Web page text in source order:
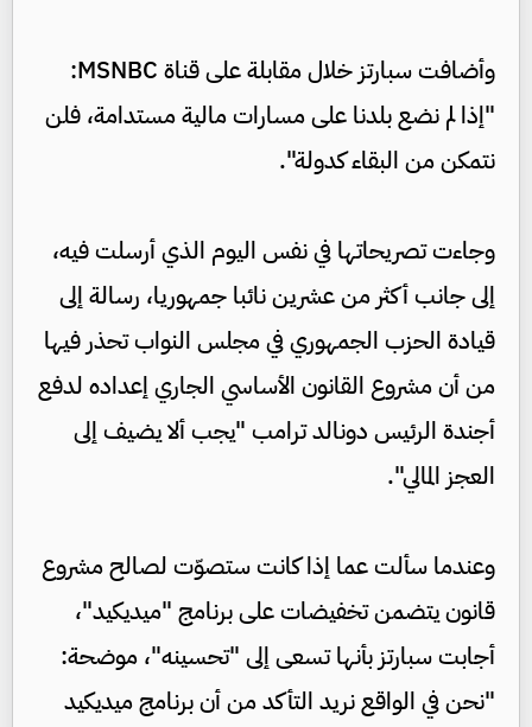
وأضافت سبارتز خلال مقابلة على قناة MSNBC:
"إذا لم نضع بلدنا على مسارات مالية مستدامة، فلن
نتمكن من البقاء كدولة".
وجاءت تصريحاتها في نفس اليوم الذي أرسلت فيه،
إلى جانب أكثر من عشرين نائبا جمهوريا، رسالة إلى
قيادة الحزب الجمهوري في مجلس النواب تحذر فيها
من أن مشروع القانون الأساسي الجاري إعداده لدفع
أجندة الرئيس دونالد ترامب "يجب ألا يضيف إلى
العجز المالي".
وعندما سألت عما إذا كانت ستصوّت لصالح مشروع
قانون يتضمن تخفيضات على برنامج "ميديكيد"،
أجابت سبارتز بأنها تسعى إلى "تحسينه"، موضحة:
"نحن في الواقع نريد التأكد من أن برنامج ميديكيد